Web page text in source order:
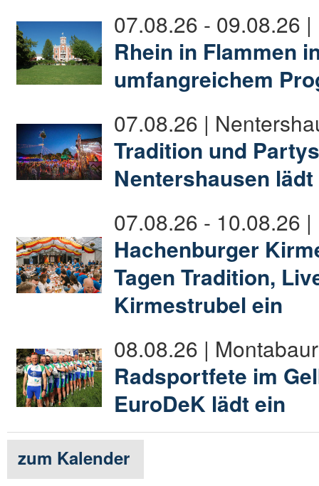
07.08.26 - 09.08.26
Rhein in Flammen
umfangreichem
07.08.26 |
Tradition und
Nentershausen
07.08.26 - 10.08.26
Hachenburger
Tagen Tradition,
Kirmestrubel ein
08.08.26 | Montabaur
Radsportfete im
EuroDeK lädt ein
zum Kalender